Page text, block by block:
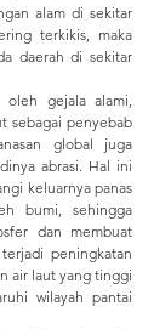
alam di sekitar
terkikis, maka
daerah di sekitar
sebagai penyebab
global juga
abrasi. Hal ini
keluarnya panas
bumi, sehingga
dan membuat
peningkatan
air laut yang tinggi
wilayah pantai